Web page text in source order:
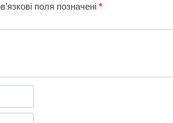
поля позначені *